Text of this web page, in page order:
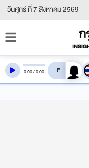
วันศุกร์ ที่ 7 สิงหาคม 2569
0:00/0:00 สลับเสียง